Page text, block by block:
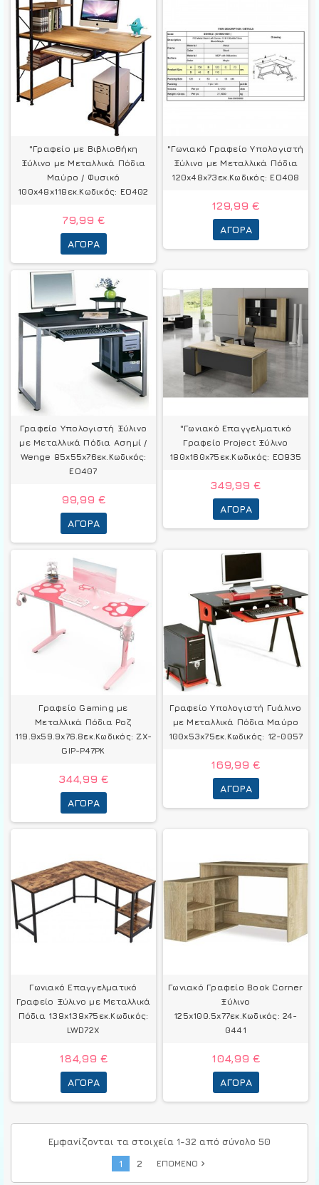
"Γραφείο με Βιβλιοθήκη
Ξύλινο με Μεταλλικά Πόδια
Μαύρο / Φυσικό
100x48x118εκ.Κωδικός: ΕΟ402
79,99 €
ΑΓΟΡΆ
"Γωνιακό Γραφείο Υπολογιστή
Ξύλινο με Μεταλλικά Πόδια
120x48x73εκ.Κωδικός: ΕΟ408
129,99 €
ΑΓΟΡΆ
Γραφείο Υπολογιστή Ξύλινο
με Μεταλλικά Πόδια Ασημί /
Wenge 85x55x76εκ.Κωδικός:
ΕΟ407
99,99 €
ΑΓΟΡΆ
"Γωνιακό Επαγγελματικό
Γραφείο Project Ξύλινο
180x160x75εκ.Κωδικός: ΕΟ935
349,99 €
ΑΓΟΡΆ
Γραφείο Gaming με
Μεταλλικά Πόδια Ροζ
119.9x59.9x76.8εκ.Κωδικός: ZX-
GIP-P47PK
344,99 €
ΑΓΟΡΆ
Γραφείο Υπολογιστή Γυάλινο
με Μεταλλικά Πόδια Μαύρο
100x53x75εκ.Κωδικός: 12-0057
169,99 €
ΑΓΟΡΆ
Γωνιακό Επαγγελματικό
Γραφείο Ξύλινο με Μεταλλικά
Πόδια 138x138x75εκ.Κωδικός:
LWD72X
184,99 €
ΑΓΟΡΆ
Γωνιακό Γραφείο Book Corner
Ξύλινο
125x100.5x77εκ.Κωδικός: 24-
0441
104,99 €
ΑΓΟΡΆ
Εμφανίζονται τα στοιχεία 1-32 από σύνολο 50
1
2 ΕΠΌΜΕΝΟ navigate_next